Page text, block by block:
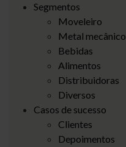
Segmentos
Moveleiro
Metal mecânico
Bebidas
Alimentos
Distribuidoras
Diversos
Casos de sucesso
Clientes
Depoimentos